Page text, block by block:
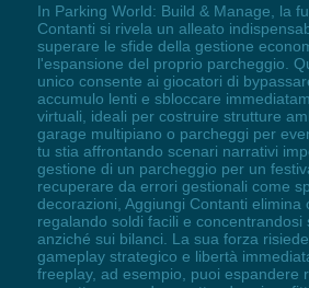
In Parking World: Build & Manage, la
Contanti si rivela un alleato
superare le sfide della gestione
l'espansione del proprio parcheggio.
unico consente ai giocatori di
accumulo lenti e sbloccare
virtuali, ideali per costruire strutture
garage multipiano o parcheggi per
tu stia affrontando scenari narrativi
gestione di un parcheggio per un
recuperare da errori gestionali come
decorazioni, Aggiungi Contanti elimina
regalando soldi facili e concentrandosi
anziché sui bilanci. La sua forza
gameplay strategico e libertà
freeplay, ad esempio, puoi espandere